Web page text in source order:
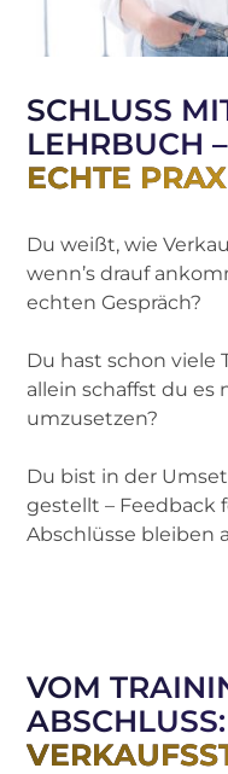
SCHLUSS
LEHRBUCH –
ECHTE
Du weißt, wie
wenn’s drauf
echten Gespräch?
Du hast schon viele
allein schaffst du es
umzusetzen?
Du bist in der
gestellt – Feedback
Abschlüsse bleiben
VOM
ABSCHLUSS: